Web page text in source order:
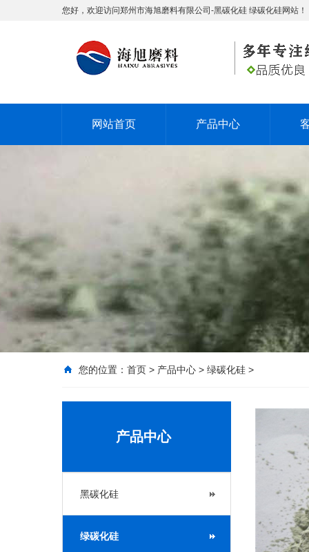
您好，欢迎访问郑州市海旭磨料有限公司-黑碳化硅 绿碳化硅网站！
网站首页 产品中心
您的位置： 首页 > 产品中心 > 绿碳化硅 >
产品中心
黑碳化硅
绿碳化硅